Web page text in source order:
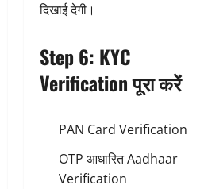
दिखाई देगी।
Step 6: KYC
Verification पूरा करें
PAN Card Verification
OTP आधारित Aadhaar
Verification